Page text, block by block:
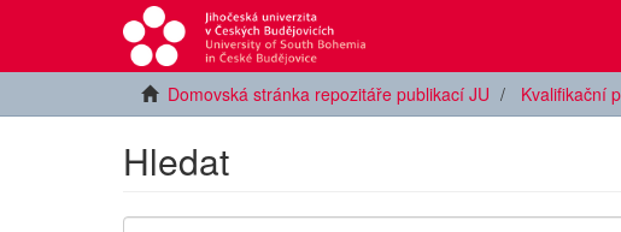
Domovská stránka repozitáře publikací JU Kvalifikační
Hledat